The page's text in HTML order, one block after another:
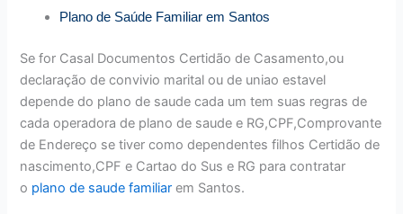
Plano de Saúde Familiar em Santos
Se for Casal Documentos Certidão de Casamento,ou
declaração de convivio marital ou de uniao estavel
depende do plano de saude cada um tem suas regras de
cada operadora de plano de saude e RG,CPF,Comprovante
de Endereço se tiver como dependentes filhos Certidão de
nascimento,CPF e Cartao do Sus e RG para contratar
o plano de saude familiar em Santos.